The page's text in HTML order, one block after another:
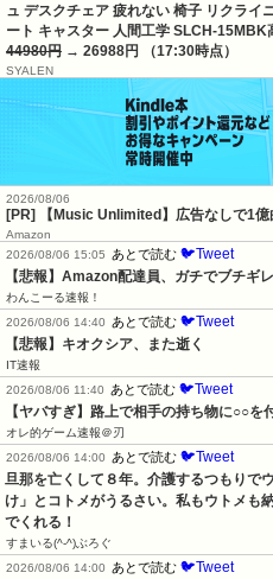
ュ デスクチェア 疲れない 椅子 リクライ
ート キャスター 人間工学 SLCH-
44980円 → 26988円 （17:30時点）
SYALEN
2026/08/06
[PR] 【Music Unlimited】広告なしで1億
Amazon
2026/08/06 15:05
あとで読む 🐦Tweet
【悲報】Amazon配達員、ガチでブチギ
わんこーる速報！
2026/08/06 14:40
あとで読む 🐦Tweet
【悲報】キオクシア、また逝く
IT速報
2026/08/06 11:40
あとで読む 🐦Tweet
【ヤバすぎ】路上で相手の持ち物に○○
オレ的ゲーム速報＠刃
2026/08/06 14:00
あとで読む 🐦Tweet
旦那を亡くして８年。介護するつもりで
け」とコトメがうるさい。私もウトメも
でくれる！
すまいる(^-^)ぶろぐ
2026/08/06 14:00
あとで読む 🐦Tweet